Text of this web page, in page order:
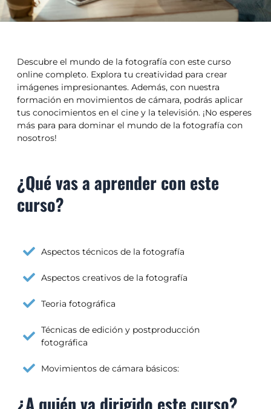
Descubre el mundo de la fotografía con este curso
online completo. Explora tu creatividad para crear
imágenes impresionantes. Además, con nuestra
formación en movimientos de cámara, podrás aplicar
tus conocimientos en el cine y la televisión. ¡No esperes
más para para dominar el mundo de la fotografía con
nosotros!
¿Qué vas a aprender con este
curso?
Aspectos técnicos de la fotografía
Aspectos creativos de la fotografía
Teoria fotográfica
Técnicas de edición y postproducción
fotográfica
Movimientos de cámara básicos:
¿A quién va dirigido este curso?